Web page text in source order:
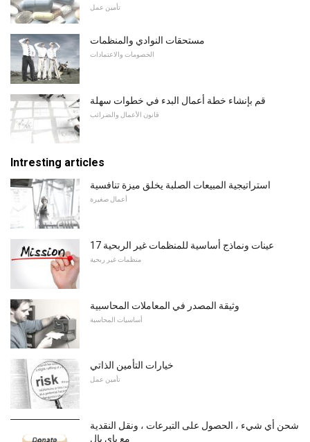
تأمين عمل
مستحقات النوادي والمنظمات
الخصومات والاعتمادات
قم بإنشاء خطة أعمال البدء في خطوات سهلة
قانون الأعمال والضرائب
Intresting articles
استراتيجية المبيعات الصلبة يخلق ميزة تنافسية
أعمال صغيرة
17 عينات ونماذج أساسية للمنظمات غير الربحية
منظمات غير ربحية
وثيقة المصدر في المعاملات المحاسبية
أساسيات المحاسبة
خيارات التأمين الذاتي
تأمين عمل
شحن أي شيء ، الحصول على التبرعات ، ونقل النقدية
مع باي بال